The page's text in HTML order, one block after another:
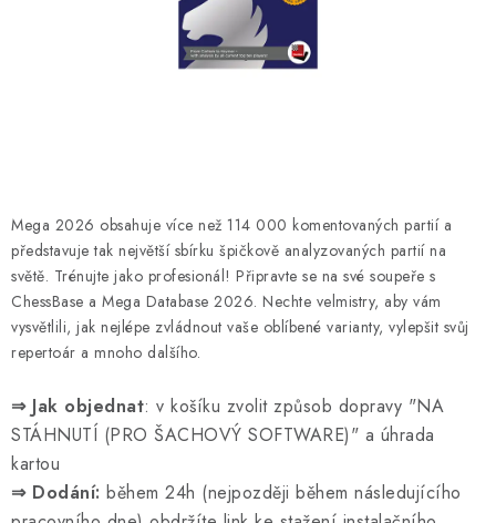
O nás Blog Kontakt Obchodní podmínky FAQ
Mega 2026 obsahuje více než 114 000 komentovaných partií a
představuje tak největší sbírku špičkově analyzovaných partií na
světě. Trénujte jako profesionál! Připravte se na své soupeře s
ChessBase a Mega Database 2026. Nechte velmistry, aby vám
vysvětlili, jak nejlépe zvládnout vaše oblíbené varianty, vylepšit svůj
repertoár a mnoho dalšího.
⇒ Jak objednat: v košíku zvolit způsob dopravy "NA
STÁHNUTÍ (PRO ŠACHOVÝ SOFTWARE)" a úhrada
kartou
⇒ Dodání: během 24h (nejpozději během následujícího